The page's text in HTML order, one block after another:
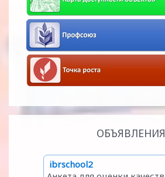
ОБЪЯВЛЕНИЯ